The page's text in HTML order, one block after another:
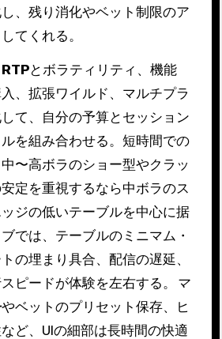
、残り消化やベット制限のア
てくれる。
RTPとボラティリティ、機能
入、拡張ワイルド、マルチプラ
て、自分の予算とセッション
を組み合わせる。短時間での
〜高ボラのショー型やクラッ
定を重視するなら中ボラのス
ジの低いテーブルを中心に据
では、テーブルのミニマム・
の埋まり具合、配信の遅延、
ピードが体験を左右する。
マ
やベットのプリセット保存、ヒ
ど、UIの細部は長時間の快適